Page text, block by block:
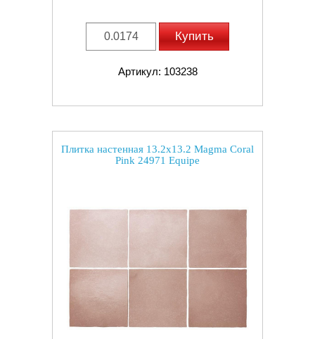
Купить
Артикул: 103238
Плитка настенная 13.2x13.2 Magma Coral
Pink 24971 Equipe